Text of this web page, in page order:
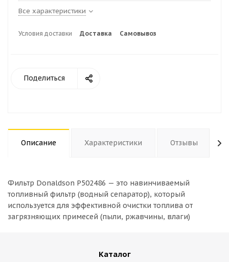
Все характеристики
Условия доставки Доставка Самовывоз
Поделиться
Описание Характеристики Отзывы
Фильтр Donaldson P502486 — это навинчиваемый
топливный фильтр (водный сепаратор), который
используется для эффективной очистки топлива от
загрязняющих примесей (пыли, ржавчины, влаги)
Каталог